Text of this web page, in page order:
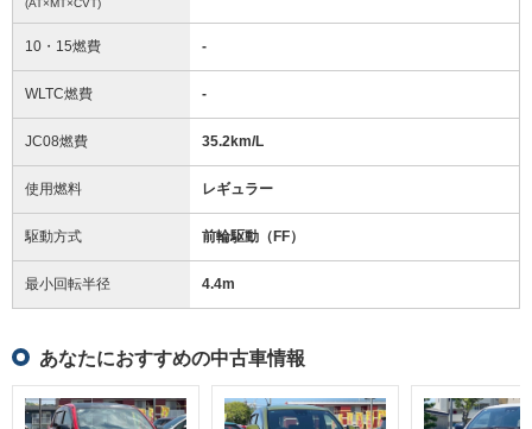
10・15燃費 -
WLTC燃費 -
JC08燃費 35.2km/L
使用燃料 レギュラー
駆動方式 前輪駆動（FF）
最小回転半径 4.4m
あなたにおすすめの中古車情報